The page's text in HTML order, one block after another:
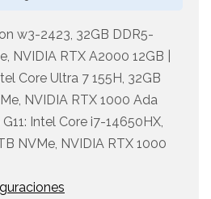
w3-2423, 32GB DDR5-
NVIDIA RTX A2000 12GB |
Core Ultra 7 155H, 32GB
NVIDIA RTX 1000 Ada
Intel Core i7-14650HX,
NVMe, NVIDIA RTX 1000